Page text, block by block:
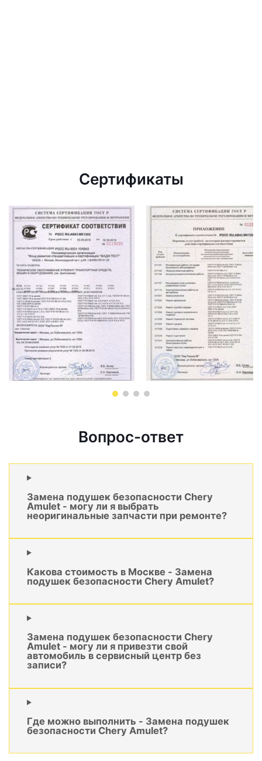
Сертификаты
Вопрос-ответ
Замена подушек безопасности Chery
Amulet - могу ли я выбрать
неоригинальные запчасти при ремонте?
Какова стоимость в Москве - Замена
подушек безопасности Chery Amulet?
Замена подушек безопасности Chery
Amulet - могу ли я привезти свой
автомобиль в сервисный центр без
записи?
Где можно выполнить - Замена подушек
безопасности Chery Amulet?